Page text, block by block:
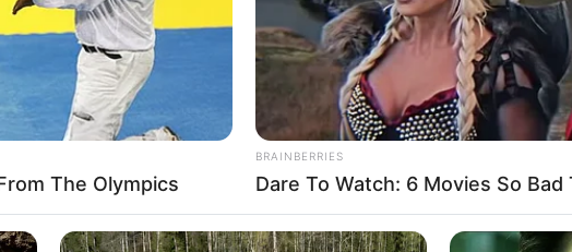
ΕΧΕΙ ΞΥΠΝΗΣΕΙ (ΕΝΑ ΚΑΛΑ ΠΛΗΡΟΦΟΡΗΜΕΝΟ ΚΟΙΝΟ ΜΕ ΕΛΕΥΘΕΡΗ
ΦΟΒΟΣ ΤΟΥΣ. ΠΟΛΥ ΣΗΜΑΝΤΙΚΑ ΠΡΑΓΜΑΤΑ ΑΠΟΚΑΛΥΨΕ Ο
ΣΕ ΣΥΝΕΝΤΕΥΞΗ ΤΟΥ ΣΤΟΝ ΑΛΕΞ ΤΖΟΟΥΝΣ, ΣΤΙΣ 17 ΝΟΕΜΒΡΙΟΥ.
ΕΠΙΧΕΙΡΗΣΗ ΠΟΥ ΛΑΜΒΑΝΕΙ ΜΕΡΟΣ ΑΠΟ ΤΙΣ 3 ΝΟΕΜΒΡΙΟΥ ΤΟΥ 20. ΑΠΟ
ΟΙ ΕΚΛΟΓΕΣ ΣΤΙΣ ΗΠΑ. ΚΑΙ ΜΙΛΗΣΕ ΓΙΑ ΟΛΕΣ ΤΙΣ ΕΚΛΟΓΕΣ,
The Olympics
BRAINBERRIES
Dare To Watch: 6 Movies So Bad